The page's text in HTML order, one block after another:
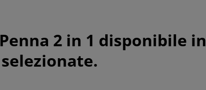
2 in 1 disponibile in